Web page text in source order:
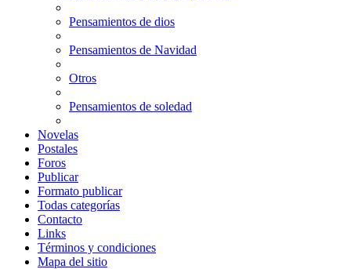
Pensamientos de dios
Pensamientos de Navidad
Otros
Pensamientos de soledad
Novelas
Postales
Foros
Publicar
Formato publicar
Todas categorías
Contacto
Links
Términos y condiciones
Mapa del sitio